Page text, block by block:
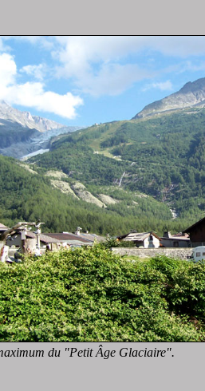
du "Petit Âge Glaciaire".